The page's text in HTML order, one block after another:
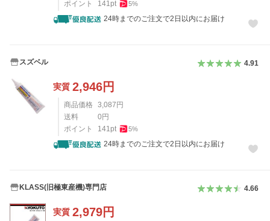
ポイント
141pt 5%
24時までのご注文で2日以内にお届け
スズベル 4.91
実質 2,946円
商品価格 3,087 円
送料
0 円
ポイント
141pt 5%
24時までのご注文で2日以内にお届け
KLASS(旧極東産機)専門店 4.66
実質 2,979円